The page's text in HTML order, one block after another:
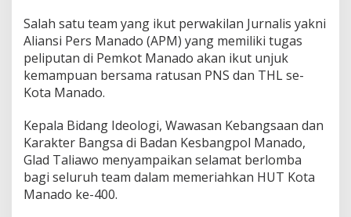
u
k
S
e
i
n
S
l
Salah satu team yang ikut perwakilan Jurnalis yakni
Aliansi Pers Manado (APM) yang memiliki tugas
peliputan di Pemkot Manado akan ikut unjuk
kemampuan bersama ratusan PNS dan THL se-
Kota Manado.
Kepala Bidang Ideologi, Wawasan Kebangsaan dan
Karakter Bangsa di Badan Kesbangpol Manado,
Glad Taliawo menyampaikan selamat berlomba
bagi seluruh team dalam memeriahkan HUT Kota
Manado ke-400.